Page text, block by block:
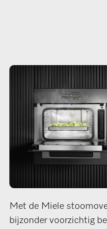
Met de Miele
bijzonder voorzichtig